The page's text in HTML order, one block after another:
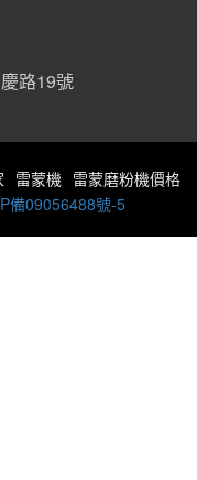
路19號
雷蒙機 雷蒙磨粉機價格
備09056488號-5